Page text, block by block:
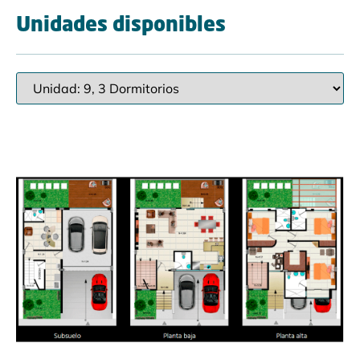
Unidades disponibles